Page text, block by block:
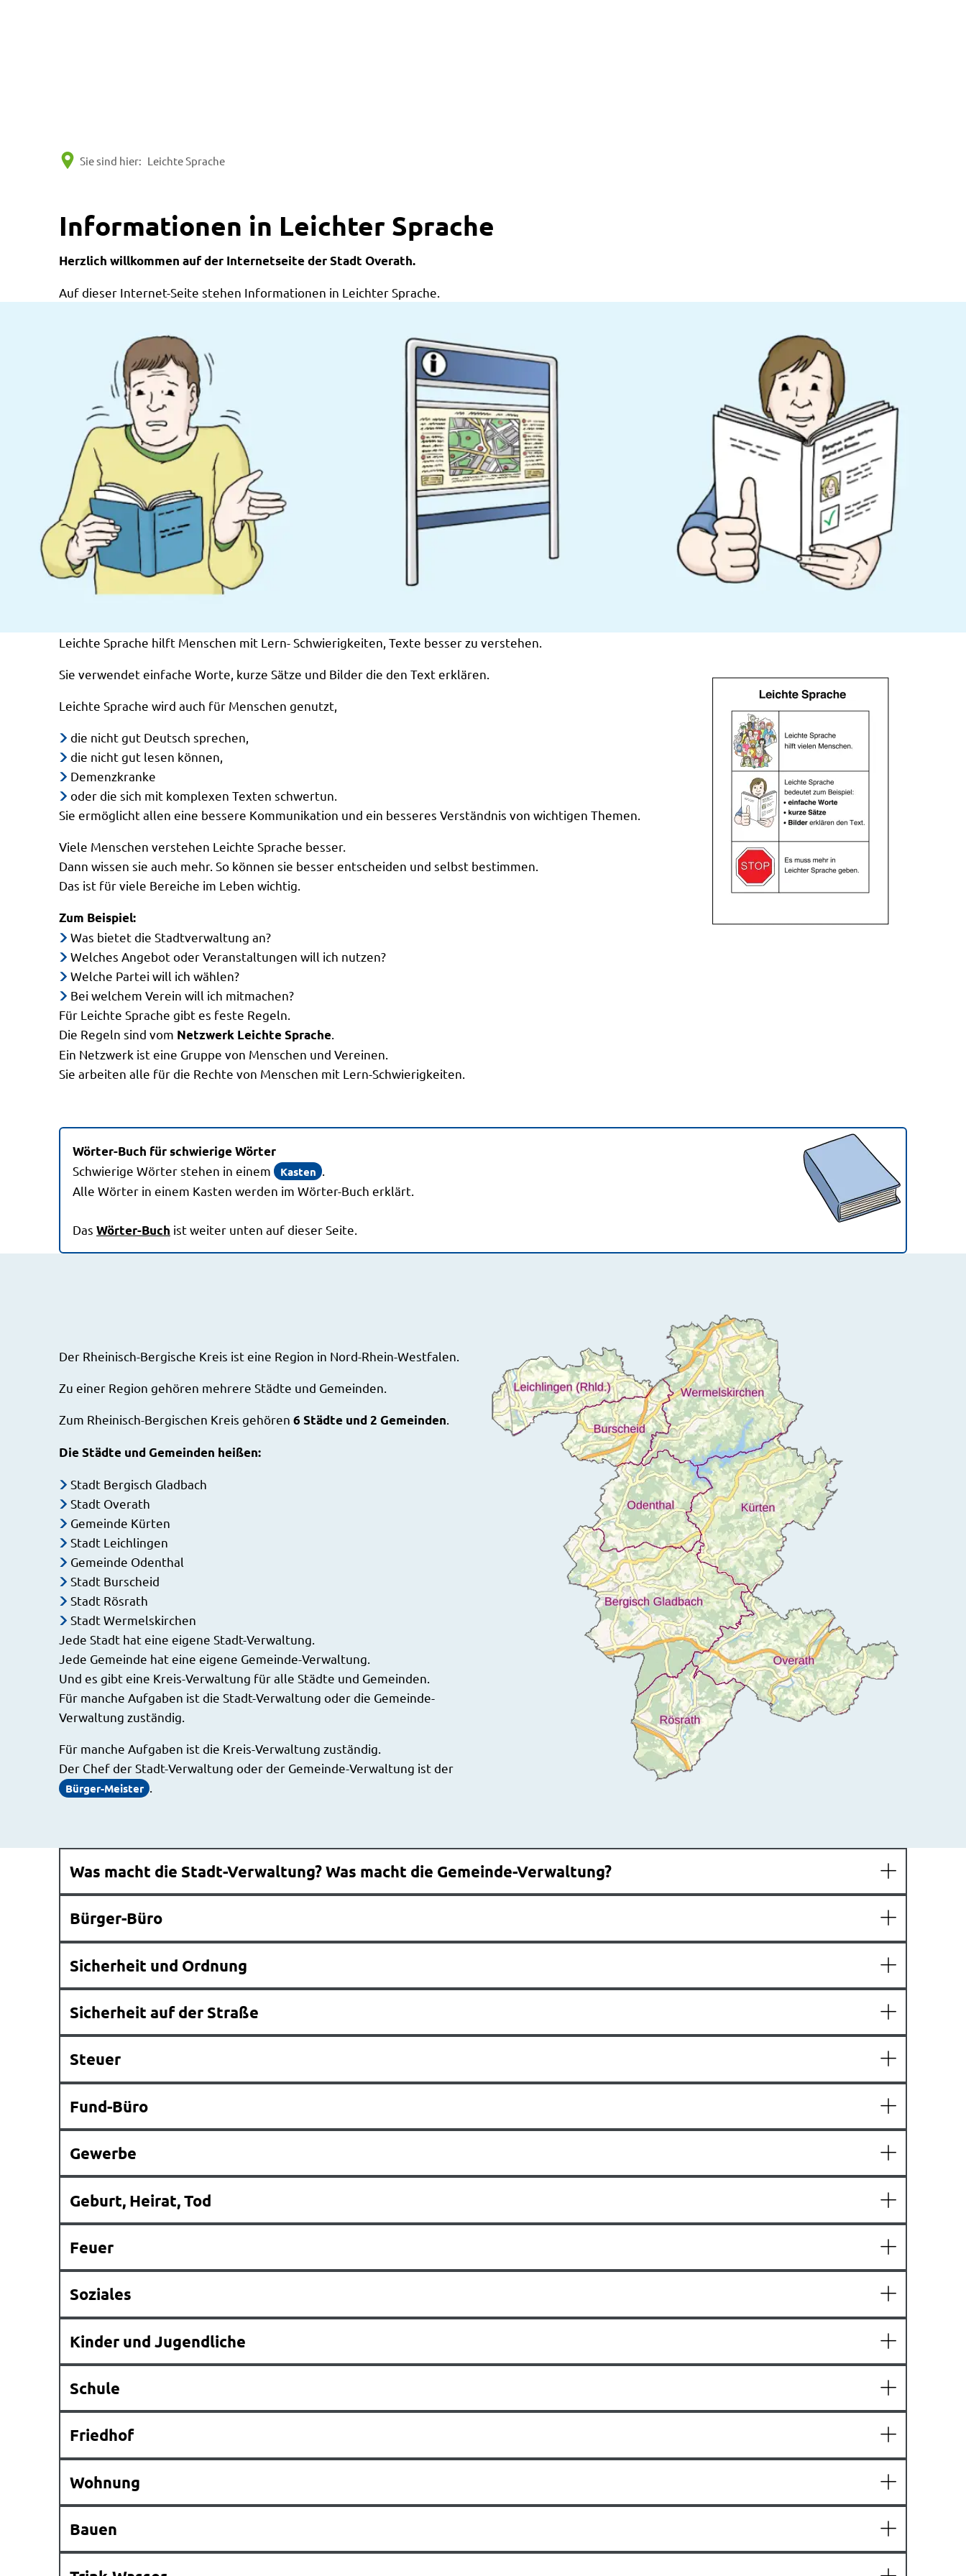
Sie sind hier: Leichte Sprache
Informationen in Leichter Sprache
Herzlich willkommen auf der Internetseite der Stadt Overath.
Auf dieser Internet-Seite stehen Informationen in Leichter Sprache.
Leichte Sprache hilft Menschen mit Lern- Schwierigkeiten, Texte besser zu verstehen.
Sie verwendet einfache Worte, kurze Sätze und Bilder die den Text erklären.
Leichte Sprache wird auch für Menschen genutzt,
die nicht gut Deutsch sprechen,
die nicht gut lesen können,
Demenzkranke
oder die sich mit komplexen Texten schwertun.
Sie ermöglicht allen eine bessere Kommunikation und ein besseres Verständnis von wichtigen Themen.
Viele Menschen verstehen Leichte Sprache besser.
Dann wissen sie auch mehr. So können sie besser entscheiden und selbst bestimmen.
Das ist für viele Bereiche im Leben wichtig.
Zum Beispiel:
Was bietet die Stadtverwaltung an?
Welches Angebot oder Veranstaltungen will ich nutzen?
Welche Partei will ich wählen?
Bei welchem Verein will ich mitmachen?
Für Leichte Sprache gibt es feste Regeln.
Die Regeln sind vom Netzwerk Leichte Sprache
Ein Netzwerk ist eine Gruppe von Menschen und Vereinen.
Sie arbeiten alle für die Rechte von Menschen mit Lern-Schwierigkeiten.
Wörter-Buch für schwierige Wörter
Schwierige Wörter stehen in einem
Kasten
Alle Wörter in einem Kasten werden im Wörter-Buch erklärt.
Das Wörter-Buch ist weiter unten auf dieser Seite.
Der Rheinisch-Bergische Kreis ist eine Region in Nord-Rhein-Westfalen.
Zu einer Region gehören mehrere Städte und Gemeinden.
Zum Rheinisch-Bergischen Kreis gehören 6 Städte und 2 Gemeinden
Die Städte und Gemeinden heißen:
Stadt Bergisch Gladbach
Stadt Overath
Gemeinde Kürten
Stadt Leichlingen
Gemeinde Odenthal
Stadt Burscheid
Stadt Rösrath
Stadt Wermelskirchen
Jede Stadt hat eine eigene Stadt-Verwaltung.
Jede Gemeinde hat eine eigene Gemeinde-Verwaltung.
Und es gibt eine Kreis-Verwaltung für alle Städte und Gemeinden.
Für manche Aufgaben ist die Stadt-Verwaltung oder die Gemeinde-
Verwaltung zuständig.
Für manche Aufgaben ist die Kreis-Verwaltung zuständig.
Der Chef der Stadt-Verwaltung oder der Gemeinde-Verwaltung ist der
Bürger-Meister
Was macht die Stadt-Verwaltung? Was macht die Gemeinde-Verwaltung?
Bürger-Büro
Sicherheit und Ordnung
Sicherheit auf der Straße
Steuer
Fund-Büro
Gewerbe
Geburt, Heirat, Tod
Feuer
Soziales
Kinder und Jugendliche
Schule
Friedhof
Wohnung
Bauen